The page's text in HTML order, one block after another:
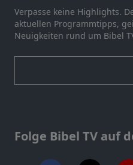
Verpasse keine Highlights.
aktuellen Programmtipps,
Neuigkeiten rund um Bibel
Folge Bibel TV auf